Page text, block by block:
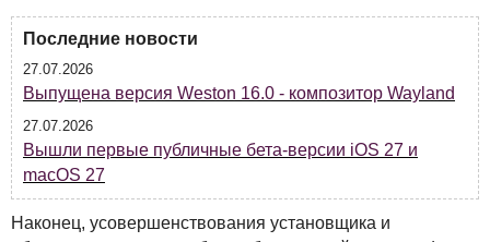
Последние новости
27.07.2026
Выпущена версия Weston 16.0 - композитор Wayland
27.07.2026
Вышли первые публичные бета-версии iOS 27 и
macOS 27
Наконец, усовершенствования установщика и